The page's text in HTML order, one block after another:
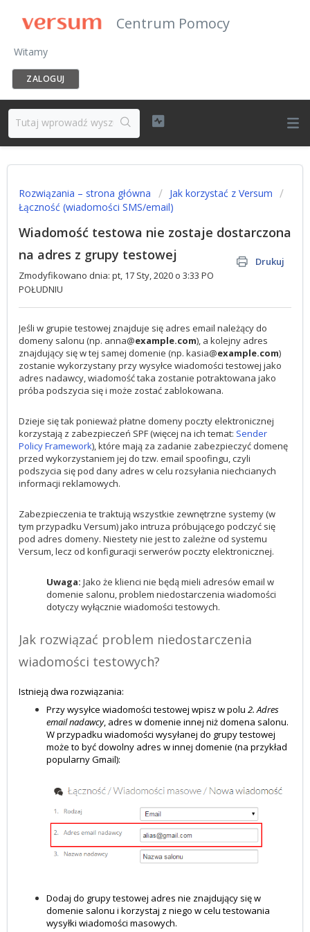
Centrum Pomocy
Witamy
ZALOGUJ
Rozwiązania – strona główna
Jak korzystać z Versum
Łączność (wiadomości SMS/email)
Wiadomość testowa nie zostaje dostarczona
na adres z grupy testowej
Drukuj
Zmodyfikowano dnia: pt, 17 Sty, 2020 o 3:33 PO
POŁUDNIU
Jeśli w grupie testowej znajduje się adres email należący do
domeny salonu (np. anna@example.com), a kolejny adres
znajdujący się w tej samej domenie (np. kasia@example.com)
zostanie wykorzystany przy wysyłce wiadomości testowej jako
adres nadawcy, wiadomość taka zostanie potraktowana jako
próba podszycia się i może zostać zablokowana.
Dzieje się tak ponieważ płatne domeny poczty elektronicznej
korzystają z zabezpieczeń SPF (więcej na ich temat: Sender
Policy Framework), które mają za zadanie zabezpieczyć domenę
przed wykorzystaniem jej do tzw. email spoofingu, czyli
podszycia się pod dany adres w celu rozsyłania niechcianych
informacji reklamowych.
Zabezpieczenia te traktują wszystkie zewnętrzne systemy (w
tym przypadku Versum) jako intruza próbującego podczyć się
pod adres domeny. Niestety nie jest to zależne od systemu
Versum, lecz od konfiguracji serwerów poczty elektronicznej.
Uwaga: Jako że klienci nie będą mieli adresów email w
domenie salonu, problem niedostarczenia wiadomości
dotyczy wyłącznie wiadomości testowych.
Jak rozwiązać problem niedostarczenia
wiadomości testowych?
Istnieją dwa rozwiązania:
Przy wysyłce wiadomości testowej wpisz w polu 2.Adres
email nadawcy, adres w domenie innej niż domena salonu.
W przypadku wiadomości wysyłanej do grupy testowej
może to być dowolny adres w innej domenie (na przykład
popularny Gmail):
Dodaj do grupy testowej adres nie znajdujący się w
domenie salonu i korzystaj z niego w celu testowania
wysyłki wiadomości masowych.